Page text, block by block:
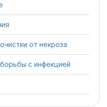
от некроза
с инфекцией